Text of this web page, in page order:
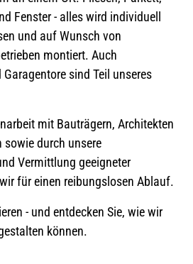
Fenster - alles wird individuell
und auf Wunsch von
montiert. Auch
sind Teil unseres
mit Bauträgern, Architekten
sowie durch unsere
Vermittlung geeigneter
für einen reibungslosen Ablauf.
- und entdecken Sie, wie wir
können.